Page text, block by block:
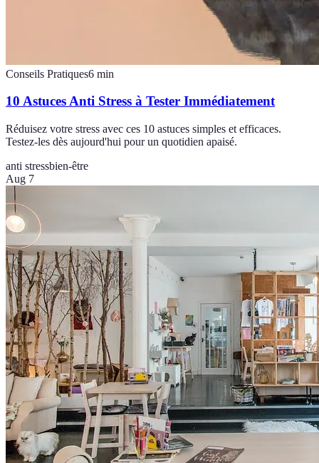
Conseils Pratiques6 min
10 Astuces Anti Stress à Tester Immédiatement
Réduisez votre stress avec ces 10 astuces simples et efficaces.
Testez-les dès aujourd'hui pour un quotidien apaisé.
anti stressbien-être
Aug 7